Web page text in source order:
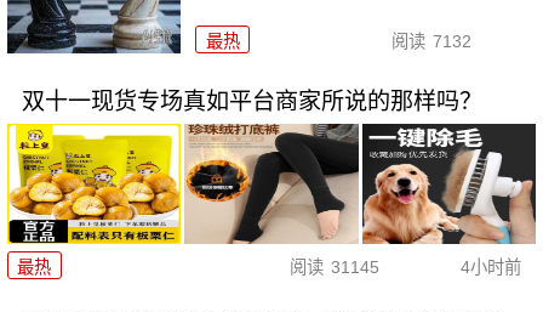
最热 阅读 7132
双十一现货专场真如平台商家所说的那样吗？
最热 阅读 31145 4小时前